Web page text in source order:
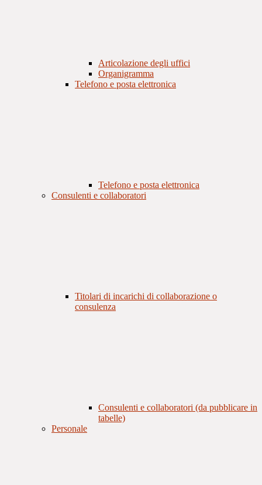
Articolazione degli uffici
Organigramma
Telefono e posta elettronica
Telefono e posta elettronica
Consulenti e collaboratori
Titolari di incarichi di collaborazione o
consulenza
Consulenti e collaboratori (da pubblicare in
tabelle)
Personale